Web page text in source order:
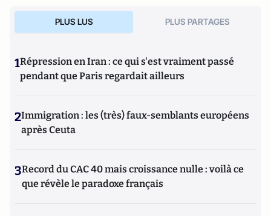
PLUS LUS PLUS PARTAGES
1Répression en Iran : ce qui s'est vraiment passé
pendant que Paris regardait ailleurs
2Immigration : les (très) faux-semblants européens
après Ceuta
3Record du CAC 40 mais croissance nulle : voilà ce
que révèle le paradoxe français